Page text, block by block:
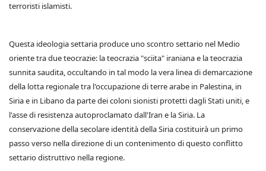
terroristi islamisti.
Questa ideologia settaria produce uno scontro settario nel Medio
oriente tra due teocrazie: la teocrazia "sciita" iraniana e la teocrazia
sunnita saudita, occultando in tal modo la vera linea di demarcazione
della lotta regionale tra l'occupazione di terre arabe in Palestina, in
Siria e in Libano da parte dei coloni sionisti protetti dagli Stati uniti, e
l'asse di resistenza autoproclamato dall'Iran e la Siria. La
conservazione della secolare identità della Siria costituirà un primo
passo verso nella direzione di un contenimento di questo conflitto
settario distruttivo nella regione.